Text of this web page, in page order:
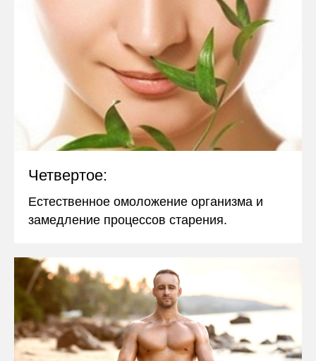
Четвертое:
Естественное омоложение организма и
замедление процессов старения.